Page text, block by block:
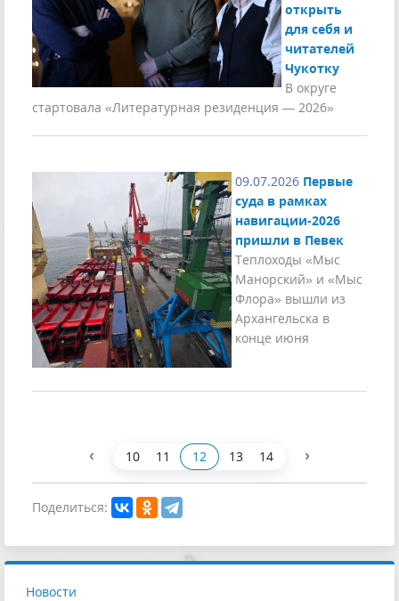
открыть
для себя и
читателей
Чукотку
В округе
стартовала «Литературная резиденция — 2026»
09.07.2026 Первые
суда в рамках
навигации-2026
пришли в Певек
Теплоходы «Мыс
Манорский» и «Мыс
Флора» вышли из
Архангельска в
конце июня
‹ 10 11 12 13 14 ›
Поделиться:
Новости